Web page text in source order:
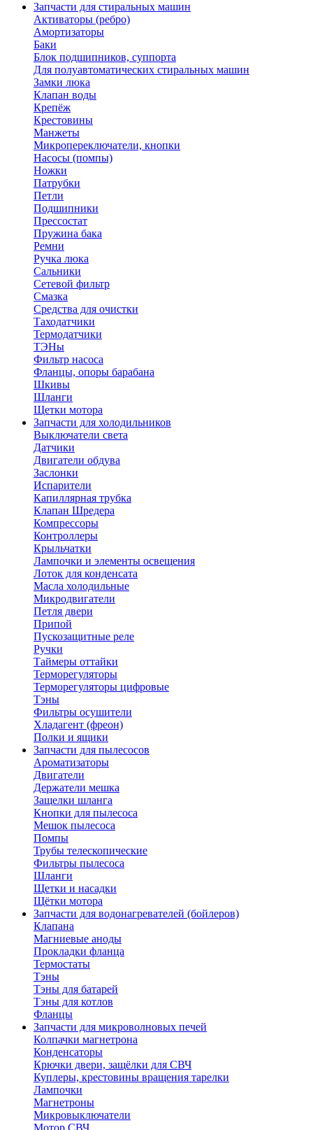
Запчасти для стиральных машин
Активаторы (ребро)
Амортизаторы
Баки
Блок подшипников, суппорта
Для полуавтоматических стиральных машин
Замки люка
Клапан воды
Крепёж
Крестовины
Манжеты
Микропереключатели, кнопки
Насосы (помпы)
Ножки
Патрубки
Петли
Подшипники
Прессостат
Пружина бака
Ремни
Ручка люка
Сальники
Сетевой фильтр
Смазка
Средства для очистки
Таходатчики
Термодатчики
ТЭНы
Фильтр насоса
Фланцы, опоры барабана
Шкивы
Шланги
Щетки мотора
Запчасти для холодильников
Выключатели света
Датчики
Двигатели обдува
Заслонки
Испарители
Капиллярная трубка
Клапан Шредера
Компрессоры
Контроллеры
Крыльчатки
Лампочки и элементы освещения
Лоток для конденсата
Масла холодильные
Микродвигатели
Петля двери
Припой
Пускозащитные реле
Ручки
Таймеры оттайки
Терморегуляторы
Терморегуляторы цифровые
Тэны
Фильтры осушители
Хладагент (фреон)
Полки и ящики
Запчасти для пылесосов
Ароматизаторы
Двигатели
Держатели мешка
Защелки шланга
Кнопки для пылесоса
Мешок пылесоса
Помпы
Трубы телескопические
Фильтры пылесоса
Шланги
Щетки и насадки
Щётки мотора
Запчасти для водонагревателей (бойлеров)
Клапана
Магниевые аноды
Прокладки фланца
Термостаты
Тэны
Тэны для батарей
Тэны для котлов
Фланцы
Запчасти для микроволновых печей
Колпачки магнетрона
Конденсаторы
Крючки двери, защёлки для СВЧ
Куплеры, крестовины вращения тарелки
Лампочки
Магнетроны
Микровыключатели
Мотор СВЧ